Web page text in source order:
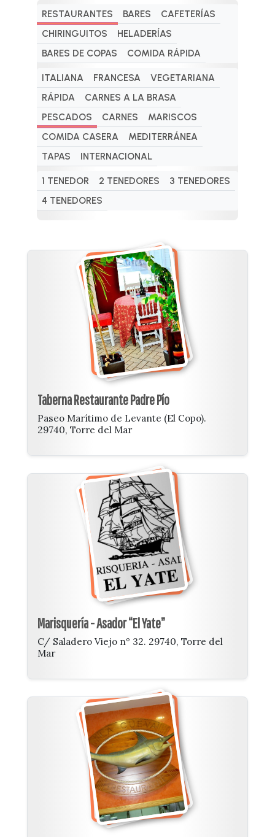
RESTAURANTES BARES
CAFETERÍAS
CHIRINGUITOS
HELADERÍAS
BARES DE COPAS
COMIDA RÁPIDA
ITALIANA FRANCESA
VEGETARIANA
RÁPIDA
CARNES A LA BRASA
PESCADOS
CARNES
MARISCOS
COMIDA CASERA
MEDITERRÁNEA
TAPAS
INTERNACIONAL
1 TENEDOR 2 TENEDORES
3 TENEDORES
4 TENEDORES
Taberna Restaurante Padre Pío
Paseo Marítimo de Levante (El Copo).
29740, Torre del Mar
Marisquería - Asador “El Yate”
C/ Saladero Viejo nº 32. 29740, Torre del
Mar